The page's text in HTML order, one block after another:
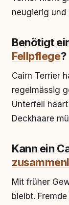
neugierig und
Benötigt
Fellpflege?
Cairn Terrier
regelmässig
Unterfell
Deckhaare
Kann ein
Mit früher
bleibt.